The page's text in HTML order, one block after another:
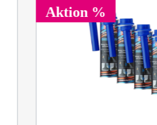
Aktion %